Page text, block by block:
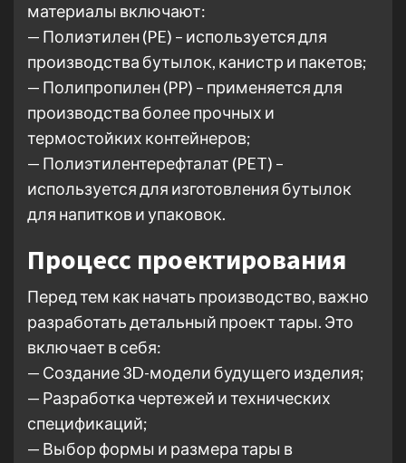
материалы включают:
— Полиэтилен (PE) – используется для
производства бутылок, канистр и пакетов;
— Полипропилен (PP) – применяется для
производства более прочных и
термостойких контейнеров;
— Полиэтилентерефталат (PET) –
используется для изготовления бутылок
для напитков и упаковок.
Процесс проектирования
Перед тем как начать производство, важно
разработать детальный проект тары. Это
включает в себя:
— Создание 3D-модели будущего изделия;
— Разработка чертежей и технических
спецификаций;
— Выбор формы и размера тары в